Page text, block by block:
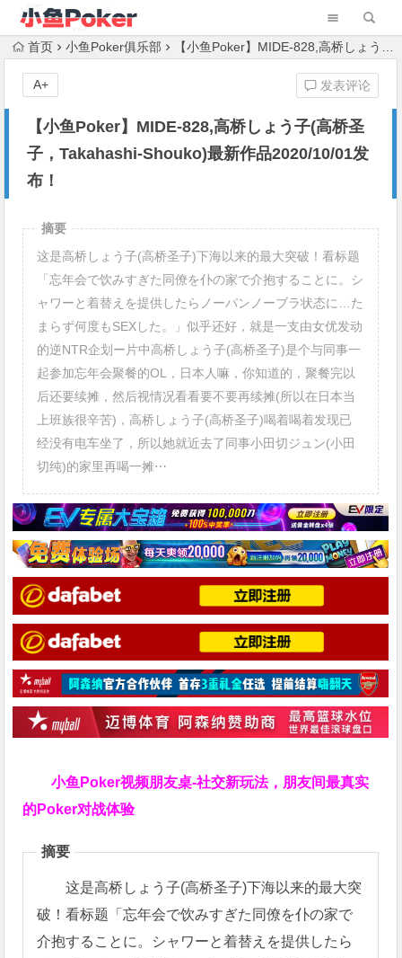
首页 小鱼Poker俱乐部 【小鱼Poker】MIDE-828,高桥しょう子(高桥圣子，Takahashi-Shouko)最新作品2020/10/01发布！
【小鱼Poker】MIDE-828,高桥しょう子(高桥圣
子，Takahashi-Shouko)最新作品2020/10/01发
布！
发表评论
A+
摘要
这是高桥しょう子(高桥圣子)下海以来的最大突破！看标题
「忘年会で饮みすぎた同僚を仆の家で介抱することに。シ
ャワーと着替えを提供したらノーパンノーブラ状态に…た
まらず何度もSEXした。」似乎还好，就是一支由女优发动
的逆NTR企划ー片中高桥しょう子(高桥圣子)是个与同事一
起参加忘年会聚餐的OL，日本人嘛，你知道的，聚餐完以
后还要续摊，然后视情况看看要不要再续摊(所以在日本当
上班族很辛苦)，高桥しょう子(高桥圣子)喝着喝着发现已
经没有电车坐了，所以她就近去了同事小田切ジュン(小田
切纯)的家里再喝一摊⋯
小鱼Poker视频朋友桌-社交新玩法，朋友间最真实
的Poker对战体验
摘要
这是高桥しょう子(高桥圣子)下海以来的最大突
破！看标题「忘年会で饮みすぎた同僚を仆の家で
介抱することに。シャワーと着替えを提供したら